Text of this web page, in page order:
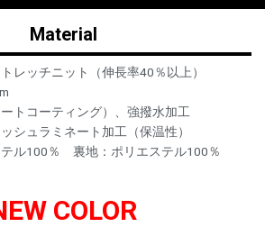
Material
レッチニット（伸長率40％以上）
コーティング）、強撥水加工
ュラミネート加工（保温性）
テル100％ 裏地：ポリエステル100％
COLOR